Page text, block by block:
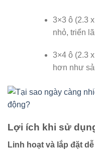
3×3 ô (2.3
nhỏ, triển
3×4 ô (2.3
hơn như
Lợi ích khi sử
Linh hoạt và lắp đặt